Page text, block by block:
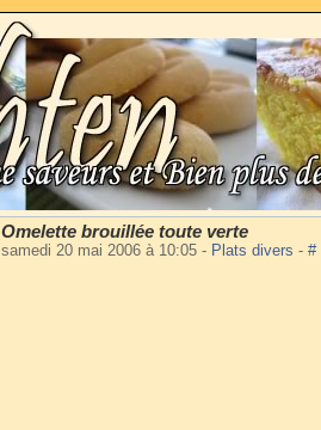
Omelette brouillée toute verte
samedi 20 mai 2006 à 10:05 - Plats divers - #